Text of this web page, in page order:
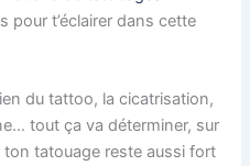
pour t’éclairer dans cette
du tattoo, la cicatrisation,
tout ça va déterminer, sur
ton tatouage reste aussi fort